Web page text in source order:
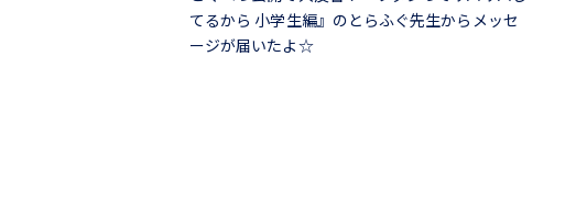
てるから 小学生編』のとらふぐ先生からメッセ
ージが届いたよ☆